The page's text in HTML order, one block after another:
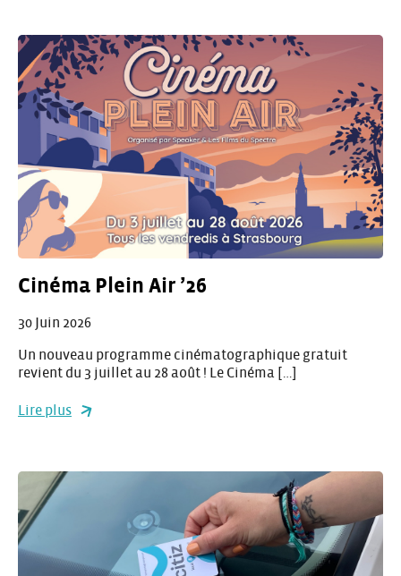
Cinéma Plein Air ’26
30 Juin 2026
Un nouveau programme cinématographique gratuit
revient du 3 juillet au 28 août ! Le Cinéma […]
Lire plus